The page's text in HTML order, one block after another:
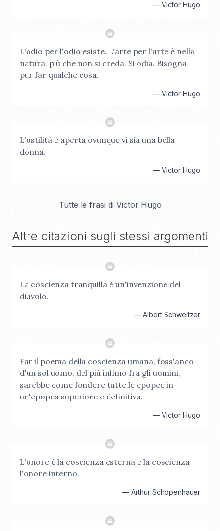
— Victor Hugo
L'odio per l'odio esiste. L'arte per l'arte è nella
natura, più che non si creda. Si odia. Bisogna
pur far qualche cosa.
— Victor Hugo
L'ostilità è aperta ovunque vi sia una bella
donna.
— Victor Hugo
Tutte le frasi di Victor Hugo
Altre citazioni sugli stessi argomenti
La coscienza tranquilla è un'invenzione del
diavolo.
— Albert Schweitzer
Far il poema della coscienza umana, foss'anco
d'un sol uomo, del più infimo fra gli uomini,
sarebbe come fondere tutte le epopee in
un'epopea superiore e definitiva.
— Victor Hugo
L'onore è la coscienza esterna e la coscienza
l'onore interno.
— Arthur Schopenhauer